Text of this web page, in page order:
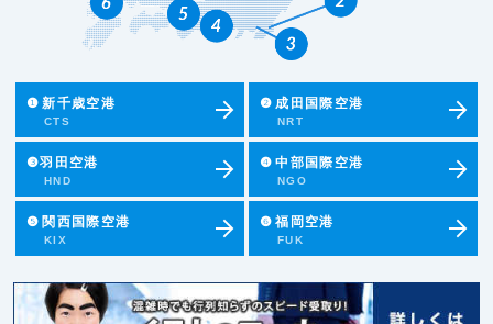
❶ 新千歳空港
CTS
❷ 成田国際空港
NRT
❸羽田空港
HND
❹ 中部国際空港
NGO
❺ 関西国際空港
KIX
❻ 福岡空港
FUK